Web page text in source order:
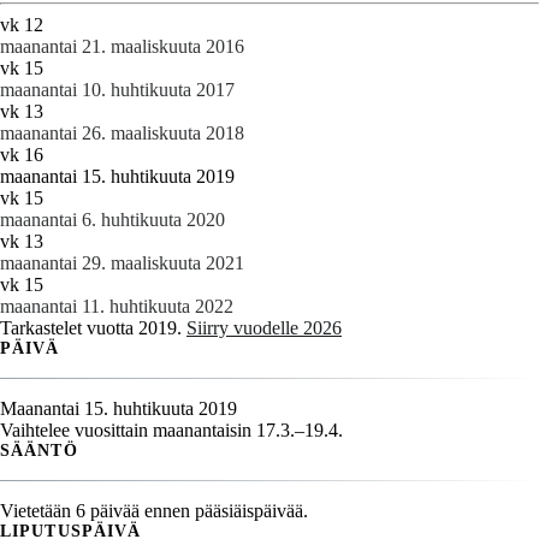
vk 12
maanantai 21. maaliskuuta 2016
vk 15
maanantai 10. huhtikuuta 2017
vk 13
maanantai 26. maaliskuuta 2018
vk 16
maanantai 15. huhtikuuta 2019
vk 15
maanantai 6. huhtikuuta 2020
vk 13
maanantai 29. maaliskuuta 2021
vk 15
maanantai 11. huhtikuuta 2022
Tarkastelet vuotta 2019. Siirry vuodelle 2026
PÄIVÄ
Maanantai 15. huhtikuuta 2019
Vaihtelee vuosittain maanantaisin 17.3.–19.4.
SÄÄNTÖ
Vietetään 6 päivää ennen pääsiäispäivää.
LIPUTUSPÄIVÄ